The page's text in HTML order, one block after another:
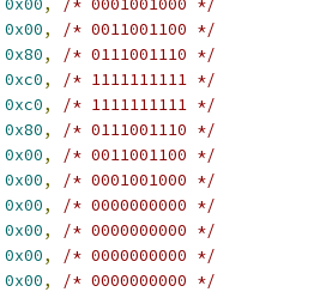
0x00,
/* 0001001000 */
0x00,
/* 0011001100 */
0x80,
/* 0111001110 */
0xc0,
/* 1111111111 */
0xc0,
/* 1111111111 */
0x80,
/* 0111001110 */
0x00,
/* 0011001100 */
0x00,
/* 0001001000 */
0x00,
/* 0000000000 */
0x00,
/* 0000000000 */
0x00,
/* 0000000000 */
0x00,
/* 0000000000 */